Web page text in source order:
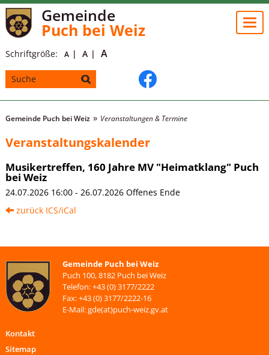
Gemeinde
Puch bei Weiz
Schriftgröße: A A A
Gemeinde Puch bei Weiz Veranstaltungen & Termine
Veranstaltungskalender
Musikertreffen, 160 Jahre MV "Heimatklang" Puch
bei Weiz
24.07.2026 16:00 - 26.07.2026 Offenes Ende
zurück ICS/iCal
Gemeinde Puch bei Weiz
Puch 100, 8182 Puch bei Weiz
Telefon: +43 (0) 3177/2222
Fax: +43 (0) 3177/2222-16
E-Mail: gde(at)puch-weiz.gv.at
Kontakt
Sitemap